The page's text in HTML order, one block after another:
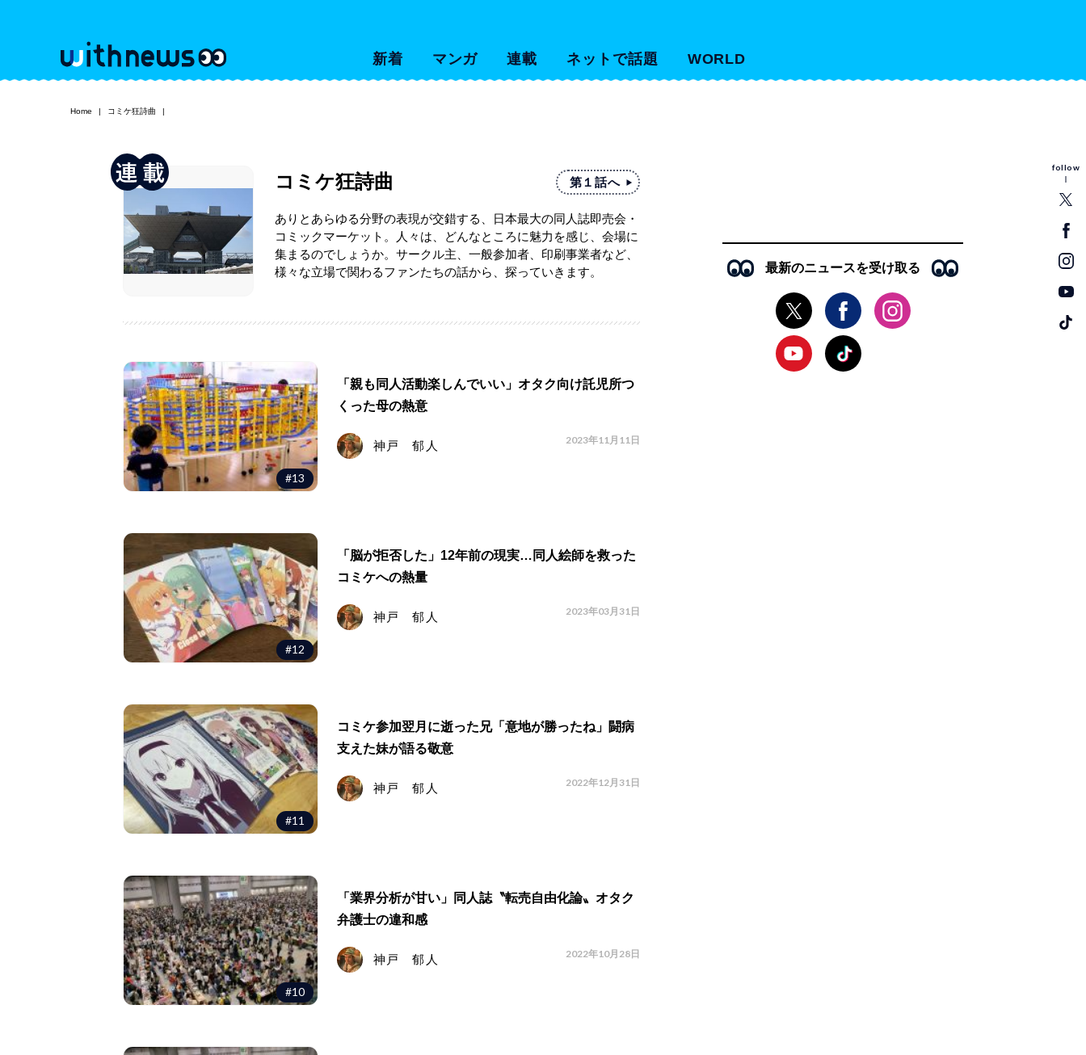
新着 マンガ 連載 ネットで話題 WORLD
follow
Home コミケ狂詩曲
コミケ狂詩曲 第１話へ
ありとあらゆる分野の表現が交錯する、日本最大の同人誌即売会・
コミックマーケット。人々は、どんなところに魅力を感じ、会場に
集まるのでしょうか。サークル主、一般参加者、印刷事業者など、
様々な立場で関わるファンたちの話から、探っていきます。
#13
「親も同人活動楽しんでいい」オタク向け託児所つ
くった母の熱意
神戸 郁人 2023年11月11日
#12
「脳が拒否した」12年前の現実…同人絵師を救った
コミケへの熱量
神戸 郁人 2023年03月31日
#11
コミケ参加翌月に逝った兄「意地が勝ったね」闘病
支えた妹が語る敬意
神戸 郁人 2022年12月31日
#10
「業界分析が甘い」同人誌〝転売自由化論〟オタク
弁護士の違和感
神戸 郁人 2022年10月28日
最新のニュースを受け取る